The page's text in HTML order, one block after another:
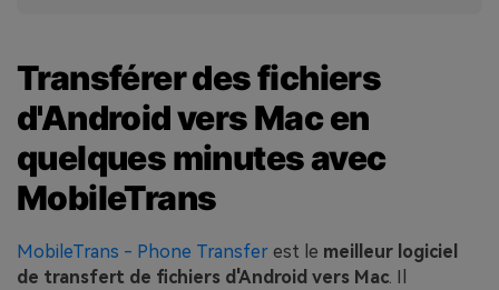
Transférer des fichiers
d'Android vers Mac en
quelques minutes avec
MobileTrans
MobileTrans - Phone Transfer est le meilleur logiciel
de transfert de fichiers d'Android vers Mac. Il